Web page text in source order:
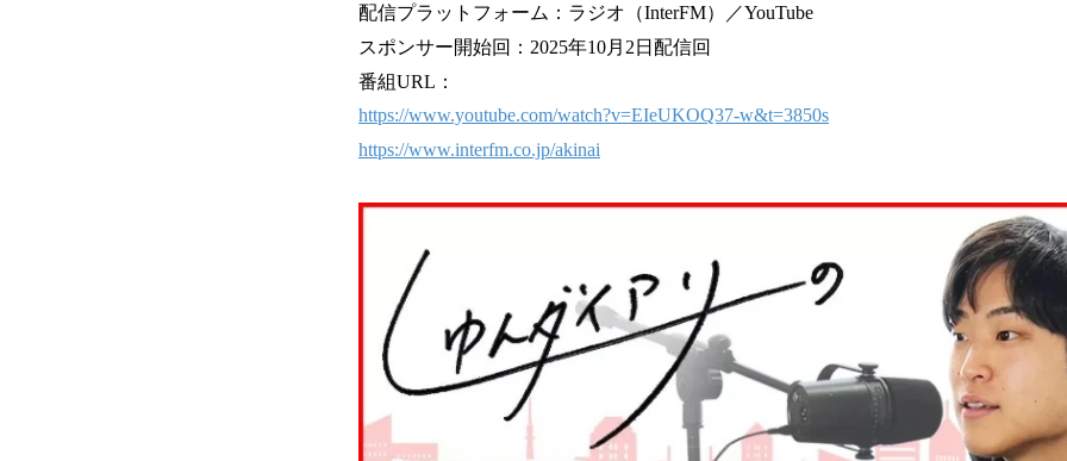
配信プラットフォーム：ラジオ（InterFM）／YouTube
スポンサー開始回：2025年10月2日配信回
番組URL：
https://www.youtube.com/watch?v=EIeUKOQ37-w&t=3850s
https://www.interfm.co.jp/akinai